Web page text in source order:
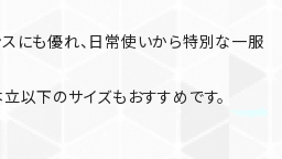
にも優れ、日常使いから特別な一服
以下のサイズもおすすめです。